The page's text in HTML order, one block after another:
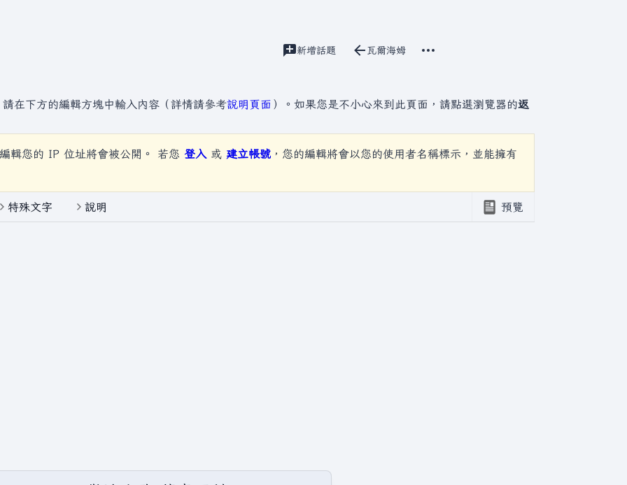
視圖建立原始碼
新增話題 associated-pages
瓦爾海姆
討論
在下方的編輯方塊中輸入內容（詳情請參考說明頁面 ）。如果您是不小心來到此頁面，請點選瀏覽器的返
輯您的 IP 位址將會被公開。 若您 登入 或 建立帳號 ，您的編輯將會以您的使用者名稱標示，並能擁有
預覽
特殊文字 說明